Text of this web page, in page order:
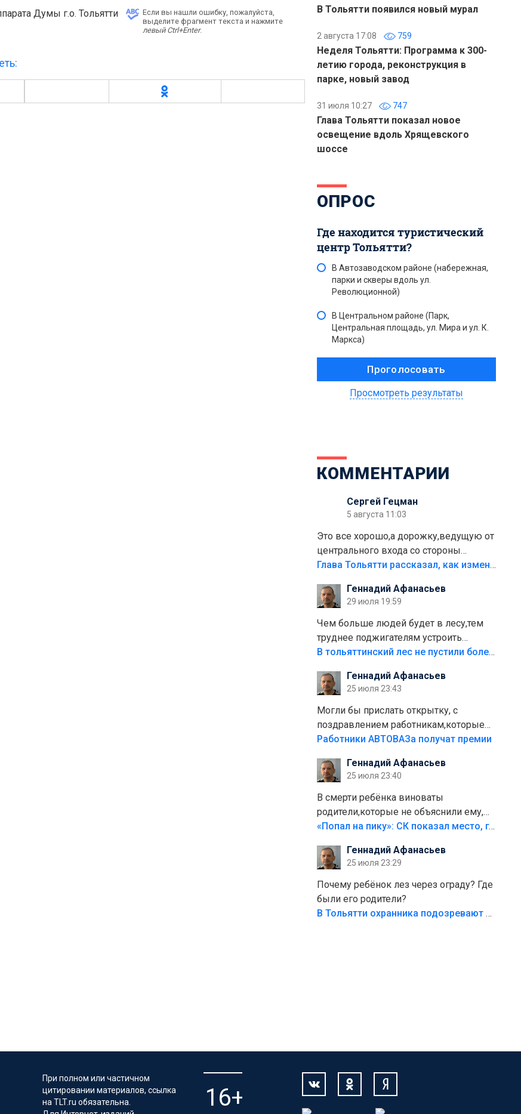
Думы г.о. Тольятти
Если вы нашли ошибку, пожалуйста,
выделите фрагмент текста и нажмите
левый Ctrl+Enter.
В Тольятти появился новый мурал
2 августа 17:08 759
Неделя Тольятти: Программа к 300-
летию города, реконструкция в
парке, новый завод
31 июля 10:27 747
Глава Тольятти показал новое
освещение вдоль Хрящевского
шоссе
ОПРОС
Где находится туристический
центр Тольятти?
В Автозаводском районе (набережная,
парки и скверы вдоль ул.
Революционной)
В Центральном районе (Парк,
Центральная площадь, ул. Мира и ул. К.
Маркса)
Просмотреть результаты
КОММЕНТАРИИ
Сергей Гецман
5 августа 11:03
Это все хорошо,а дорожку,ведущую от
центрального входа со стороны
кафе"Мираж" к аттракционам слабо
плитки не хватило,т.к.осенью и зимой
лежала в парке и испортилась.Да
еще,видимо,часть украли.
Глава Тольятти рассказал, как изменится парк Центрального района
Геннадий Афанасьев
29 июля 19:59
Чем больше людей будет в лесу,тем
труднее поджигателям устроить
пожар.Тех кто разводит костры,тех
полно стоит,почему водители всё
равно едут в лес? Штрафы мизерные.
В тольяттинский лес не пустили более тысячи автомобилей
Геннадий Афанасьев
25 июля 23:43
Могли бы прислать открытку, с
поздравлением работникам,которые
больше сорока лет отработали на
Работники АВТОВАЗа получат премии
Геннадий Афанасьев
25 июля 23:40
В смерти ребёнка виноваты
родители,которые не объяснили ему,
что такое хорошо и что такое плохо!
безумия,есть же калитка,ворота!
Жалко ребёнка,но он сам выбрал свою
судьбу.
«Попал на пику»: СК показал место, где был смертельно травмирован ребенок в Тольятти
Геннадий Афанасьев
25 июля 23:29
Почему ребёнок лез через ограду? Где
были его родители?
В Тольятти охранника подозревают в причинении смерти ребенку
При полном или частичном
цитировании материалов, ссылка
на TLT.ru обязательна.